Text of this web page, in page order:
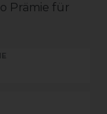
Prämie für